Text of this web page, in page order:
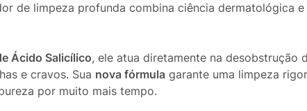
de limpeza profunda combina ciência dermatológica
Ácido Salicílico, ele atua diretamente na desobstrução
e cravos. Sua nova fórmula garante uma limpeza
por muito mais tempo.